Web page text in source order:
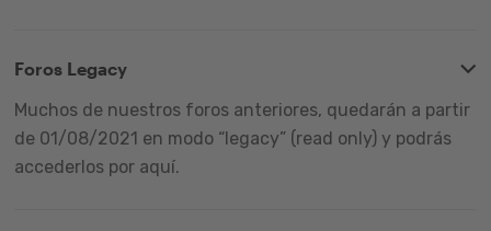
Foros Legacy
Muchos de nuestros foros anteriores, quedarán a partir
de 01/08/2021 en modo “legacy” (read only) y podrás
accederlos por aquí.